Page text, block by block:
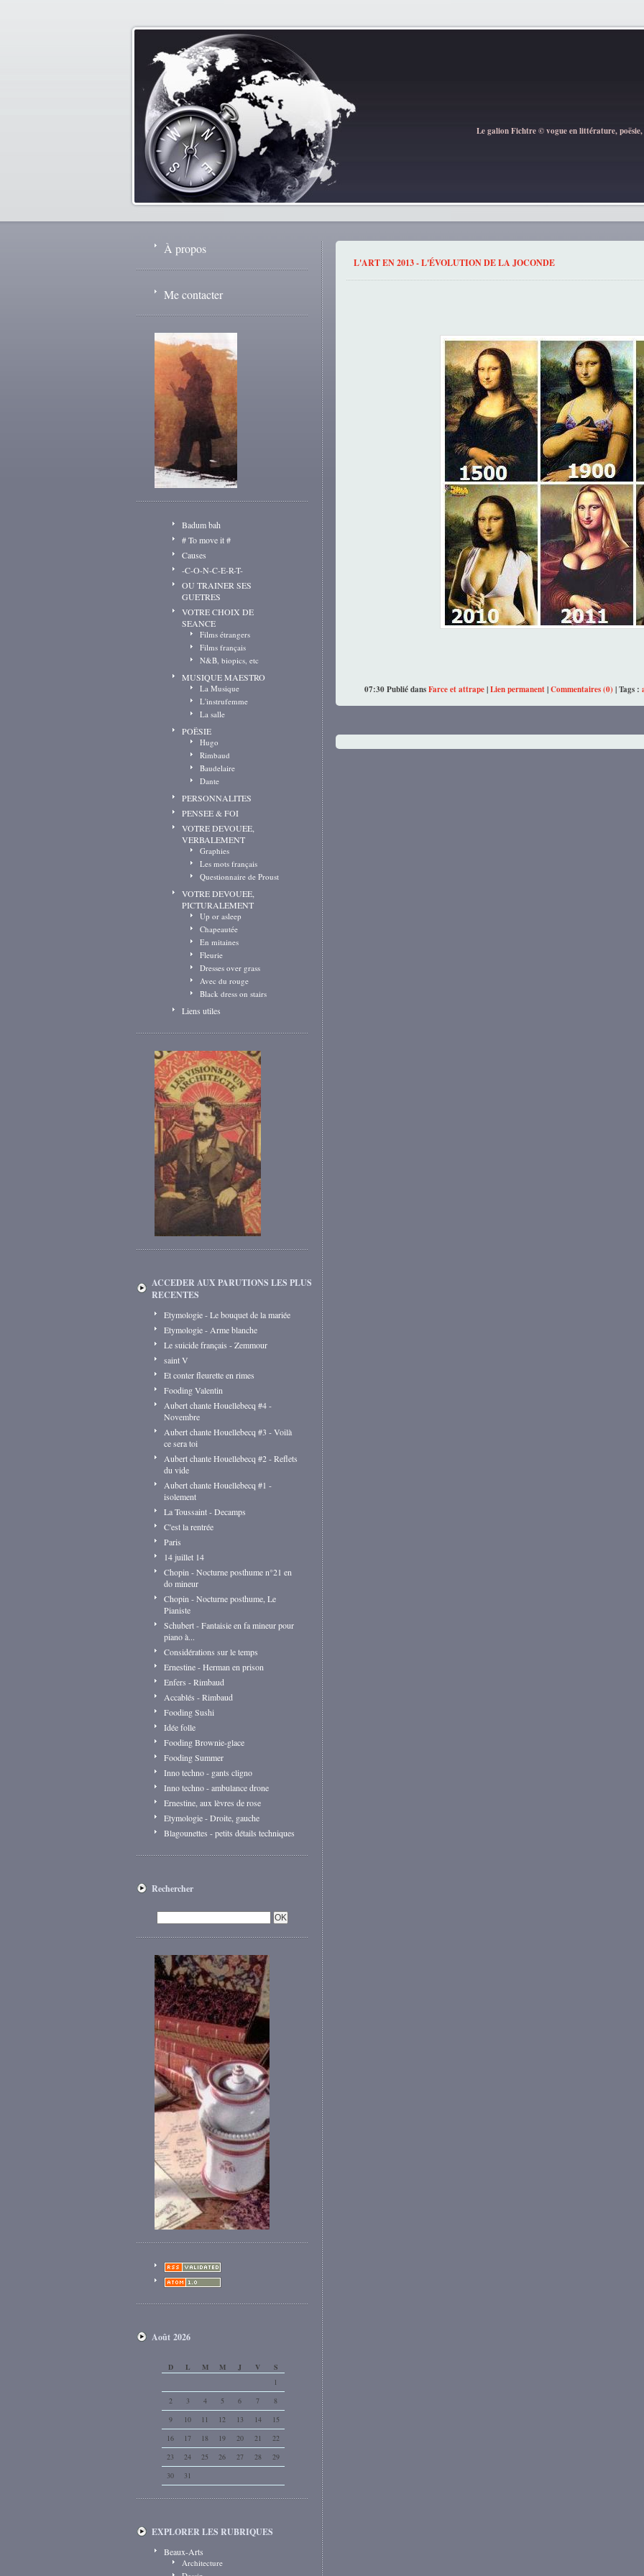
Le galion Fichtre © vogue en littérature,
À propos
Me contacter
Badum bah
# To move it #
Causes
-C-O-N-C-E-R-T-
OU TRAINER SES
GUETRES
VOTRE CHOIX DE
SEANCE
Films étrangers
Films français
N&B, biopics, etc
MUSIQUE MAESTRO
La Musique
L'instrufemme
La salle
POËSIE
Hugo
Rimbaud
Baudelaire
Dante
PERSONNALITES
PENSEE & FOI
VOTRE DEVOUEE,
VERBALEMENT
Graphies
Les mots français
Questionnaire de Proust
VOTRE DEVOUEE,
PICTURALEMENT
Up or asleep
Chapeautée
En mitaines
Fleurie
Dresses over grass
Avec du rouge
Black dress on stairs
Liens utiles
ACCEDER AUX PARUTIONS LES PLUS
RECENTES
Etymologie - Le bouquet de la mariée
Etymologie - Arme blanche
Le suicide français - Zemmour
saint V
Et conter fleurette en rimes
Fooding Valentin
Aubert chante Houellebecq #4 -
Novembre
Aubert chante Houellebecq #3 - Voilà
ce sera toi
Aubert chante Houellebecq #2 - Reflets
du vide
Aubert chante Houellebecq #1 -
isolement
La Toussaint - Decamps
C'est la rentrée
Paris
14 juillet 14
Chopin - Nocturne posthume n°21 en
do mineur
Chopin - Nocturne posthume, Le
Pianiste
Schubert - Fantaisie en fa mineur pour
piano à...
Considérations sur le temps
Ernestine - Herman en prison
Enfers - Rimbaud
Accablés - Rimbaud
Fooding Sushi
Idée folle
Fooding Brownie-glace
Fooding Summer
Inno techno - gants cligno
Inno techno - ambulance drone
Ernestine, aux lèvres de rose
Etymologie - Droite, gauche
Blagounettes - petits détails techniques
Rechercher
Août 2026
D L M M J V
S
1
2
3 4 5 6 7
8
9
10 11 12 13 14
15
16
17 18 19 20 21
22
23
24 25 26 27 28
29
30
31
EXPLORER LES RUBRIQUES
Beaux-Arts
Architecture
L'ART EN 2013 - L'ÉVOLUTION DE LA JOCONDE
07:30 Publié dansFarce et attrape|Lien permanent|Commentaires (0) | Tags :